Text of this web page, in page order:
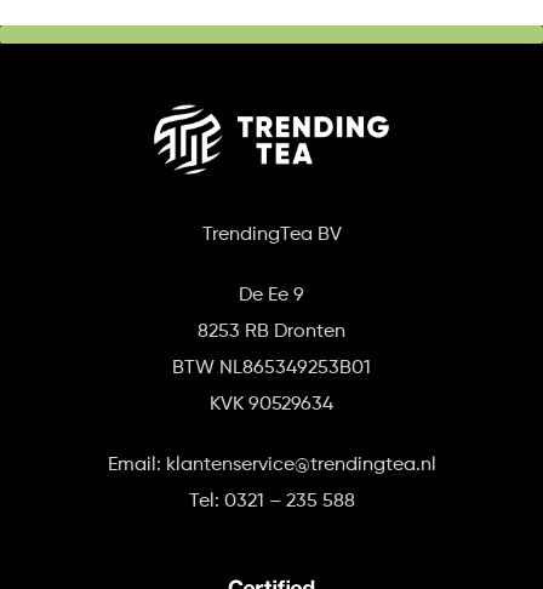
TrendingTea BV
De Ee 9
8253 RB Dronten
BTW NL865349253B01
KVK 90529634
Email: klantenservice@trendingtea.nl
Tel: 0321 – 235 588